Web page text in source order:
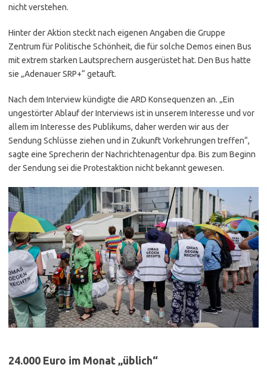
nicht verstehen.
Hinter der Aktion steckt nach eigenen Angaben die Gruppe
Zentrum für Politische Schönheit, die für solche Demos einen Bus
mit extrem starken Lautsprechern ausgerüstet hat. Den Bus hatte
sie „Adenauer SRP+“ getauft.
Nach dem Interview kündigte die ARD Konsequenzen an. „Ein
ungestörter Ablauf der Interviews ist in unserem Interesse und vor
allem im Interesse des Publikums, daher werden wir aus der
Sendung Schlüsse ziehen und in Zukunft Vorkehrungen treffen“,
sagte eine Sprecherin der Nachrichtenagentur dpa. Bis zum Beginn
der Sendung sei die Protestaktion nicht bekannt gewesen.
24.000 Euro im Monat „üblich“